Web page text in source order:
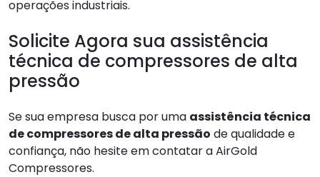
operações industriais.
Solicite Agora sua assistência
técnica de compressores de alta
pressão
Se sua empresa busca por uma assistência técnica
de compressores de alta pressão de qualidade e
confiança, não hesite em contatar a AirGold
Compressores.